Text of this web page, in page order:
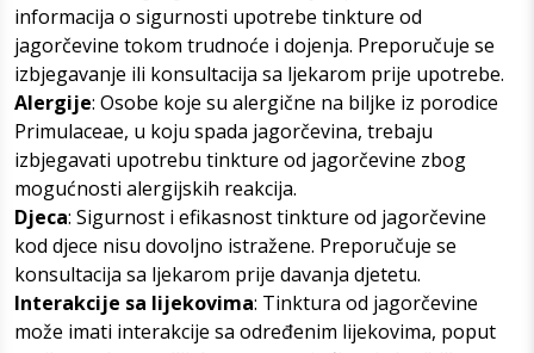
informacija o sigurnosti upotrebe tinkture od
jagorčevine tokom trudnoće i dojenja. Preporučuje se
izbjegavanje ili konsultacija sa ljekarom prije upotrebe.
Alergije: Osobe koje su alergične na biljke iz porodice
Primulaceae, u koju spada jagorčevina, trebaju
izbjegavati upotrebu tinkture od jagorčevine zbog
mogućnosti alergijskih reakcija.
Djeca: Sigurnost i efikasnost tinkture od jagorčevine
kod djece nisu dovoljno istražene. Preporučuje se
konsultacija sa ljekarom prije davanja djetetu.
Interakcije sa lijekovima: Tinktura od jagorčevine
može imati interakcije sa određenim lijekovima, poput